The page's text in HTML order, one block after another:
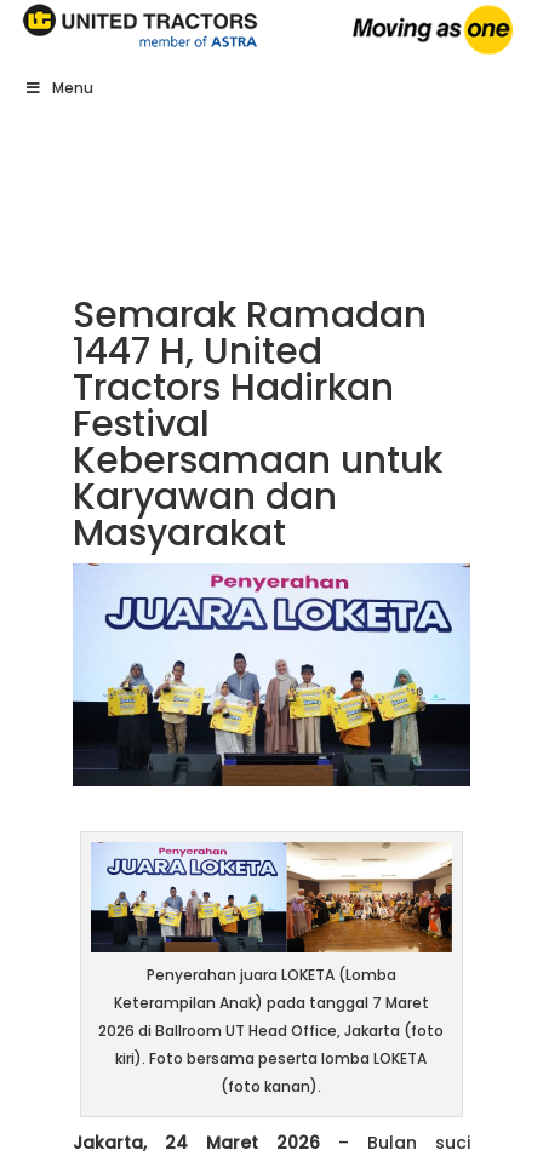
Menu
Semarak Ramadan
1447 H, United
Tractors Hadirkan
Festival
Kebersamaan untuk
Karyawan dan
Masyarakat
Penyerahan juara LOKETA (Lomba
Keterampilan Anak) pada tanggal 7 Maret
2026 di Ballroom UT Head Office, Jakarta (foto
kiri). Foto bersama peserta lomba LOKETA
(foto kanan).
Jakarta, 24 Maret 2026 – Bulan suci